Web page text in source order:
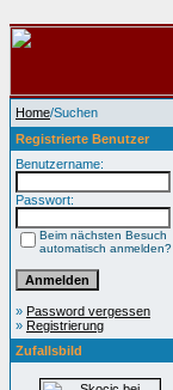
Home/Suchen
Registrierte Benutzer
Benutzername:
Passwort:
Beim nächsten Besuch
automatisch anmelden?
» Password vergessen
» Registrierung
Zufallsbild